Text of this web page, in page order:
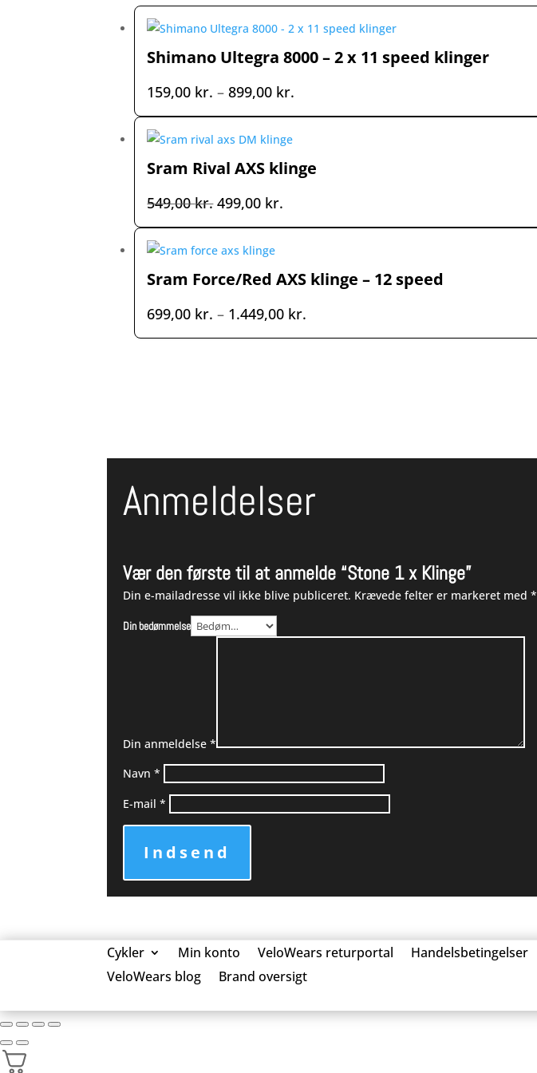
Shimano Ultegra 8000 – 2 x 11 speed klinger
159,00 kr. – 899,00 kr.
159,00 kr.
Sram Rival AXS klinge
549,00kr.Den
oprindelige
549,00 kr..
499,00 kr.
aktuelle
499,00 kr..
Sram Force/Red AXS klinge – 12 speed
699,00 kr. – 1.449,00 kr.
699,00 kr.
Anmeldelser
Vær den første til at anmelde “Stone 1 x Klinge”
Din e-mailadresse vil ikke blive publiceret. Krævede felter er markeret med*
Din bedømmelse
Din anmeldelse*
Navn*
E-mail*
Indsend
Cykler Min konto VeloWears returportal Handelsbetingelser
VeloWears blog
Brand oversigt